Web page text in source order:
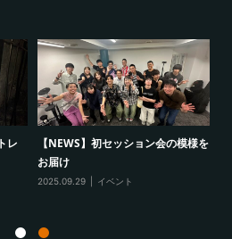
レ
【NEWS】初セッション会の模様を
お届け
2025.09.29 イベント